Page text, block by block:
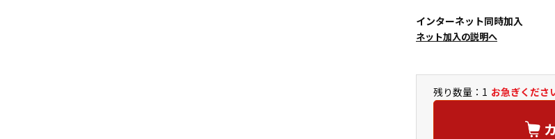
インターネット同時加入
ネット加入の説明へ
残り数量：1 お急ぎくださ